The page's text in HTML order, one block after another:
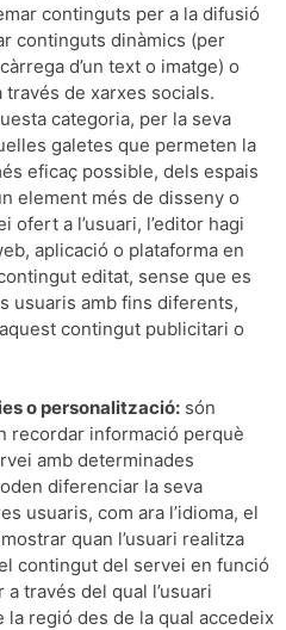
continguts per a la difusió
continguts dinàmics (per
d’un text o imatge) o
de xarxes socials.
categoria, per la seva
galetes que permeten la
eficaç possible, dels espais
element més de disseny o
ofert a l’usuari, l’editor hagi
aplicació o plataforma en
editat, sense que es
usuaris amb fins diferents,
contingut publicitari o
o personalització: són
recordar informació perquè
amb determinades
diferenciar la seva
usuaris, com ara l’idioma, el
quan l’usuari realitza
contingut del servei en funció
través del qual l’usuari
la regió des de la qual accedeix